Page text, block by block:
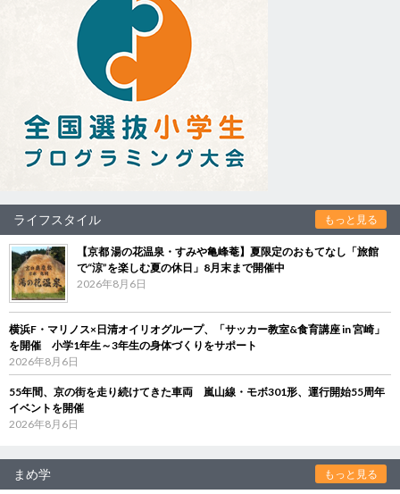
ライフスタイル もっと見る
【京都 湯の花温泉・すみや亀峰菴】夏限定のおもてなし「旅館
で“涼”を楽しむ夏の休日」8月末まで開催中
2026年8月6日
横浜F・マリノス×日清オイリオグループ、「サッカー教室&食育講座 in 宮崎」
を開催 小学1年生～3年生の身体づくりをサポート
2026年8月6日
55年間、京の街を走り続けてきた車両 嵐山線・モボ301形、運行開始55周年
イベントを開催
2026年8月6日
まめ学 もっと見る